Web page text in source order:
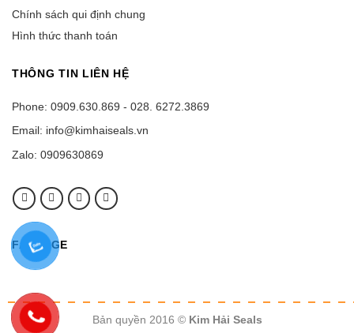
Chính sách qui định chung
Hình thức thanh toán
THÔNG TIN LIÊN HỆ
Phone: 0909.630.869 - 028. 6272.3869
Email: info@kimhaiseals.vn
Zalo: 0909630869
FANPAGE
Bản quyền 2016 © Kim Hải Seals